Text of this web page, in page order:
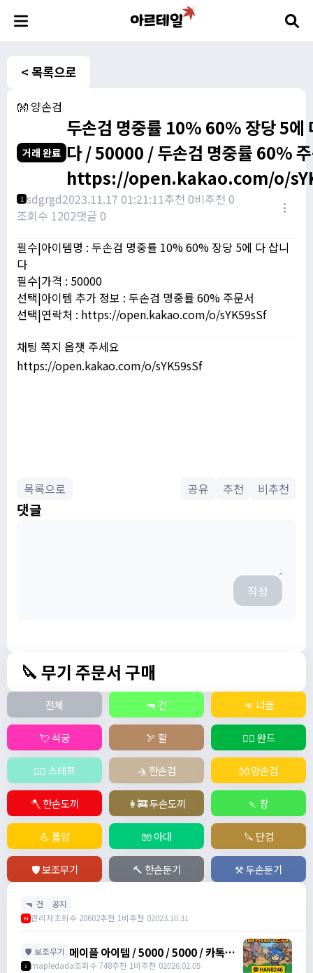
< 목록으로
👐 양손검
거래 완료
두손검 명중률 10% 60% 장당 5에
다 / 50000 / 두손검 명중률 60%
https://open.kakao.com/o/
1 sdgrgd2023.11.17 01:21:11추천 0비추천 0
조회수 1202댓글 0
필수|아이템명 : 두손검 명중률 10% 60% 장당 5에 다 삽니
다
필수|가격 : 50000
선택|아이템 추가 정보 : 두손검 명중률 60% 주문서
선택|연락처 : https://open.kakao.com/o/sYK59sSf
채팅 쪽지 옵챗 주세요
https://open.kakao.com/o/sYK59sSf
목록으로 공유 추천 비추천
댓글
작성
🔪 무기 주문서 구매
전체 🔫 건 👊 너클
💘 석궁 🏹 활 🧙‍♀️ 완드
🧚‍♂️ 스테프 🤺 한손검 👐 양손검
🪓 한손도끼 👩‍🚒 두손도끼 🍡 창
💪 폴암 🧤 아대 🔪 단검
🛡️ 보조무기 🔨 한손둔기 ⚒️ 두손둔기
🔫 건 공지
M 관리자조회수 20602추천 1비추천 02023.10.31
🛡️ 보조무기 메이플 아이템 / 5000 / 5000 / 카톡
han8246
1 mapledada조회수 748추천 1비추천 02026.02.05